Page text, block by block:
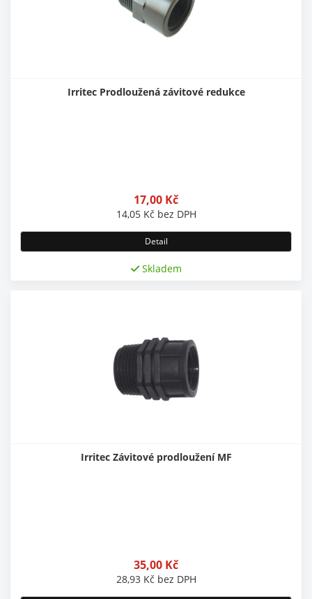
Irritec Prodloužená závitové redukce
17,00 Kč
14,05 Kč bez DPH
Detail
Skladem
Irritec Závitové prodloužení MF
35,00 Kč
28,93 Kč bez DPH